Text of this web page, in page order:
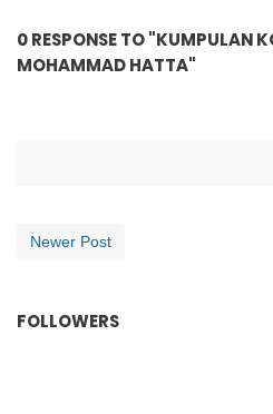
0 RESPONSE TO "KUMPULAN
MOHAMMAD HATTA"
Newer Post
FOLLOWERS